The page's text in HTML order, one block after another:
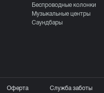
Беспроводные колонки
Музыкальные центры
Саундбары
Оферта Служба заботы